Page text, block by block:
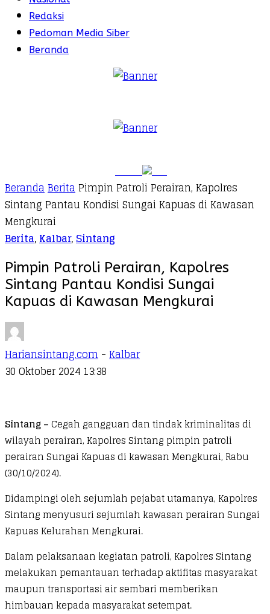
Redaksi
Pedoman Media Siber
Beranda
BerandaBeritaPimpin Patroli Perairan, Kapolres
Sintang Pantau Kondisi Sungai Kapuas di Kawasan
Mengkurai
Berita,Kalbar,Sintang
Pimpin Patroli Perairan, Kapolres
Sintang Pantau Kondisi Sungai
Kapuas di Kawasan Mengkurai
Hariansintang.com - Kalbar
30 Oktober 2024 13:38
Sintang –Cegah gangguan dan tindak kriminalitas di
wilayah perairan, Kapolres Sintang pimpin patroli
perairan Sungai Kapuas di kawasan Mengkurai, Rabu
(30/10/2024).
Didampingi oleh sejumlah pejabat utamanya, Kapolres
Sintang menyusuri sejumlah kawasan perairan Sungai
Kapuas Kelurahan Mengkurai.
Dalam pelaksanaan kegiatan patroli, Kapolres Sintang
melakukan pemantauan terhadap aktifitas masyarakat
maupun transportasi air sembari memberikan
himbauan kepada masyarakat setempat.